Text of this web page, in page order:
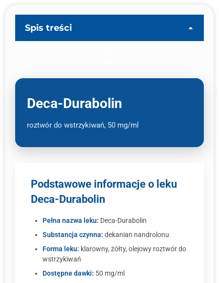
Spis treści
Deca-Durabolin
roztwór do wstrzykiwań, 50 mg/ml
Podstawowe informacje o leku
Deca-Durabolin
Pełna nazwa leku: Deca-Durabolin
Substancja czynna: dekanian nandrolonu
Forma leku: klarowny, żółty, olejowy roztwór do
wstrzykiwań
Dostępne dawki: 50 mg/ml